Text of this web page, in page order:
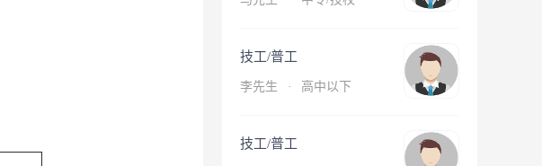
技工/普工
李先生 · 高中以下
技工/普工